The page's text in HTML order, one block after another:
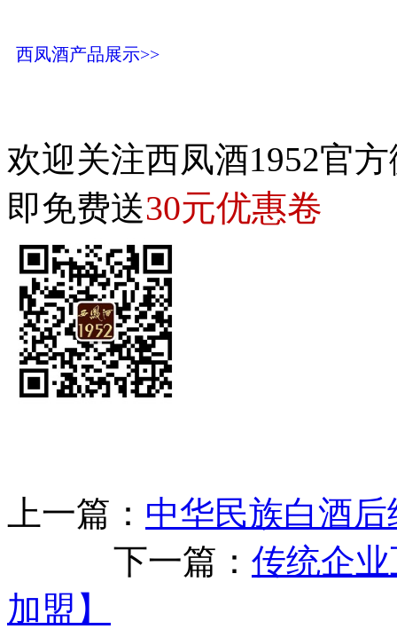
西凤酒产品展示>>
欢迎关注西凤酒1952官
即免费送30元优惠卷
上一篇： 中华民族白酒
下一篇： 传统企
加盟】